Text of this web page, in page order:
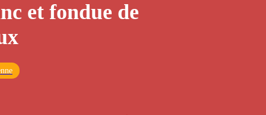
et fondue de